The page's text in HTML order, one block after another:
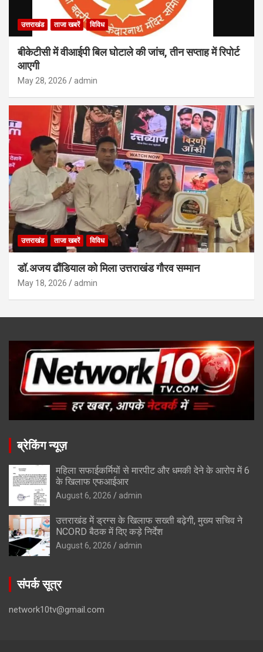
उत्तराखंड ताजा खबरें विविध
बीकेटीसी में वीआईपी बिल घोटाले की जांच, तीन सप्ताह में रिपोर्ट
आएगी
May 28, 2026 admin
उत्तराखंड ताजा खबरें विविध
डॉ.अजय ढौंडियाल को मिला उत्तराखंड गौरव सम्मान
May 18, 2026 admin
ब्रेकिंग न्यूज़
महिला सफाईकर्मियों से मारपीट और धमकी देने के आरोप में 6
के खिलाफ एफआईआर
August 6, 2026 admin
उत्तराखंड में ड्रग्स के खिलाफ सख्ती बढ़ेगी, मुख्य सचिव ने
NCORD बैठक में दिए कड़े निर्देश
August 6, 2026 admin
संपर्क सूत्र
network10tv@gmail.com